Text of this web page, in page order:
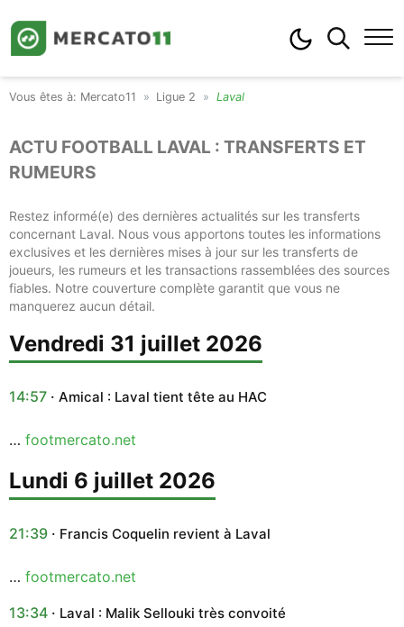
Mercato11 Ligue 2 Laval
ACTU FOOTBALL LAVAL : TRANSFERTS ET
RUMEURS
Restez informé(e) des dernières actualités sur les transferts
concernant Laval. Nous vous apportons toutes les informations
exclusives et les dernières mises à jour sur les transferts de
joueurs, les rumeurs et les transactions rassemblées des sources
fiables. Notre couverture complète garantit que vous ne
manquerez aucun détail.
vendredi 31 juillet 2026
14:57 Amical : Laval tient tête au HAC
… footmercato.net
lundi 6 juillet 2026
21:39 Francis Coquelin revient à Laval
… footmercato.net
13:34
Laval : Malik Sellouki très convoité